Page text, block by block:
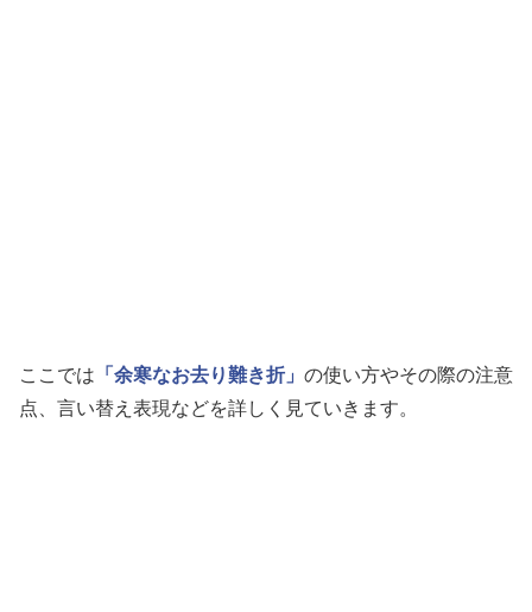
ここでは 「余寒なお去り難き折」 の使い方やその際の注意
点、言い替え表現などを詳しく見ていきます。